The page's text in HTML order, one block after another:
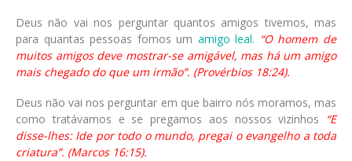
Deus não vai nos perguntar quantos amigos tivemos, mas
para quantas pessoas fomos um amigo leal. “O homem de
muitos amigos deve mostrar-se amigável, mas há um amigo
mais chegado do que um irmão”. (Provérbios 18:24).
Deus não vai nos perguntar em que bairro nós moramos, mas
como tratávamos e se pregamos aos nossos vizinhos
“E
disse-lhes: Ide por todo o mundo, pregai o evangelho a toda
criatura”. (Marcos 16:15).